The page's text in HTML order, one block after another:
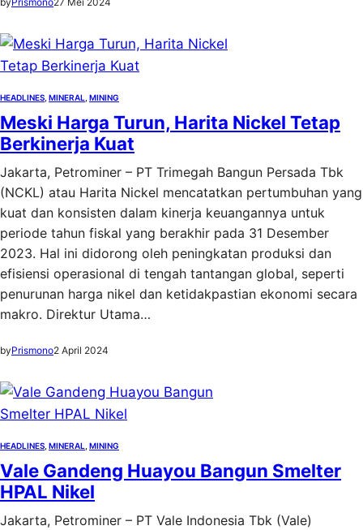
HEADLINES MINERAL MINING
Meski Harga Turun, Harita Nickel Tetap
Berkinerja Kuat
Jakarta, Petrominer – PT Trimegah Bangun Persada Tbk
(NCKL) atau Harita Nickel mencatatkan pertumbuhan yang
kuat dan konsisten dalam kinerja keuangannya untuk
periode tahun fiskal yang berakhir pada 31 Desember
2023. Hal ini didorong oleh peningkatan produksi dan
efisiensi operasional di tengah tantangan global, seperti
penurunan harga nikel dan ketidakpastian ekonomi secara
makro. Direktur Utama…
byPrismono2 April 2024
HEADLINES MINERAL MINING
Vale Gandeng Huayou Bangun Smelter
HPAL Nikel
Jakarta, Petrominer – PT Vale Indonesia Tbk (Vale)